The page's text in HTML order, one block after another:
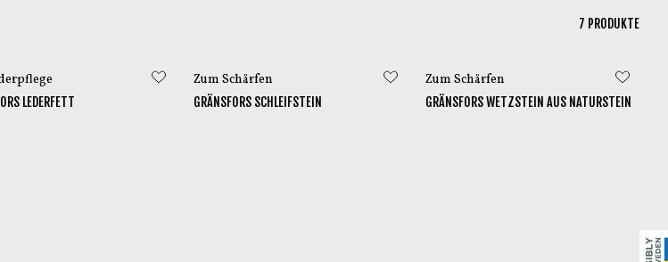
7 PRODUKTE
LEDERFETT
Zum Schärfen
GRÄNSFORS SCHLEIFSTEIN
Zum Schärfen
GRÄNSFORS WETZSTEIN AUS NATURSTEIN